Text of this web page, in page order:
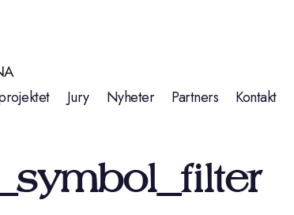
Jury Nyheter Partners Kontakt